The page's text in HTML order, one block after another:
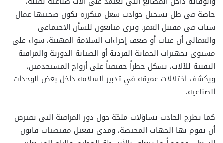
خاصة في ظل تسجيل حوادث شغل متكررة يكون ضحيتها عمال
شباب في مقتبل العمر. ويرى متابعون للشأن الاجتماعي
والعمالي أن غياب أو ضعف إجراءات السلامة المهنية، سواء على
مستوى تجهيزات الحماية الفردية أو الصيانة الدورية والمراقبة
التقنية للآلات، يشكل خطراً حقيقياً على أرواح المستخدمين،
ويكشف اختلالات عميقة في تدبير السلامة داخل بعض الوحدات
الصناعية.
كما يطرح الحادث تساؤلات ملحّة حول دور المراقبة التي يفترض
أن تقوم بها الجهات المختصة، ومدى تفعيل مقتضيات قانون